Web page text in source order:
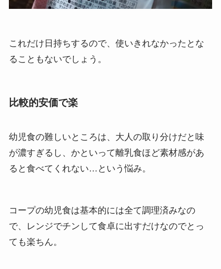
これだけ日持ちするので、使いきれなかったとな
ることもないでしょう。
比較的安価で楽
幼児食の難しいところは、大人の取り分けだと味
が濃すぎるし、かといって離乳食ほど素材感があ
ると食べてくれない…という悩み。
コープの幼児食は基本的には全て調理済みなの
で、レンジでチンして食卓に出すだけなのでとっ
ても楽ちん。